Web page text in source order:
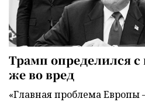
Трамп определился
же во вред
«Главная проблема Европы